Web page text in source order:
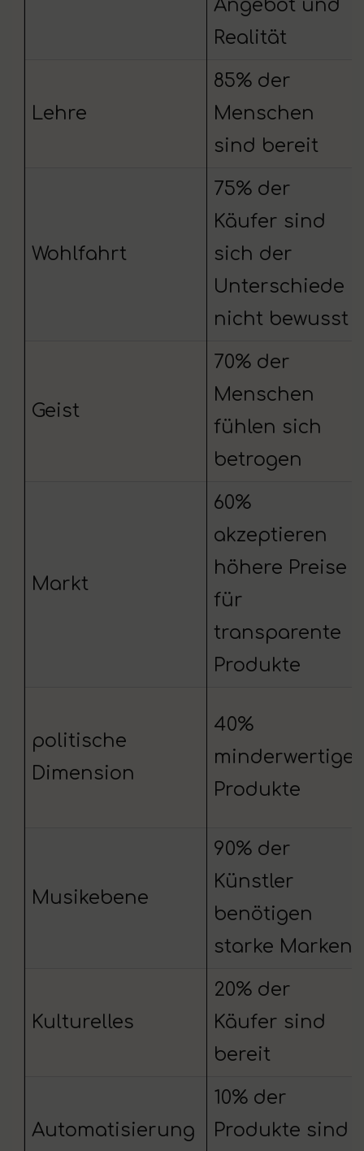
Angebot und
Realität
Lehre
85% der
Menschen
sind bereit
Wohlfahrt
75% der
Käufer sind
sich der
Unterschiede
nicht bewusst
Geist
70% der
Menschen
fühlen sich
betrogen
Markt
60%
akzeptieren
höhere Preise
für
transparente
Produkte
politische
Dimension
40%
minderwertige
Produkte
Musikebene
90% der
Künstler
benötigen
starke Marken
Kulturelles
20% der
Käufer sind
bereit
Automatisierung
10% der
Produkte sind